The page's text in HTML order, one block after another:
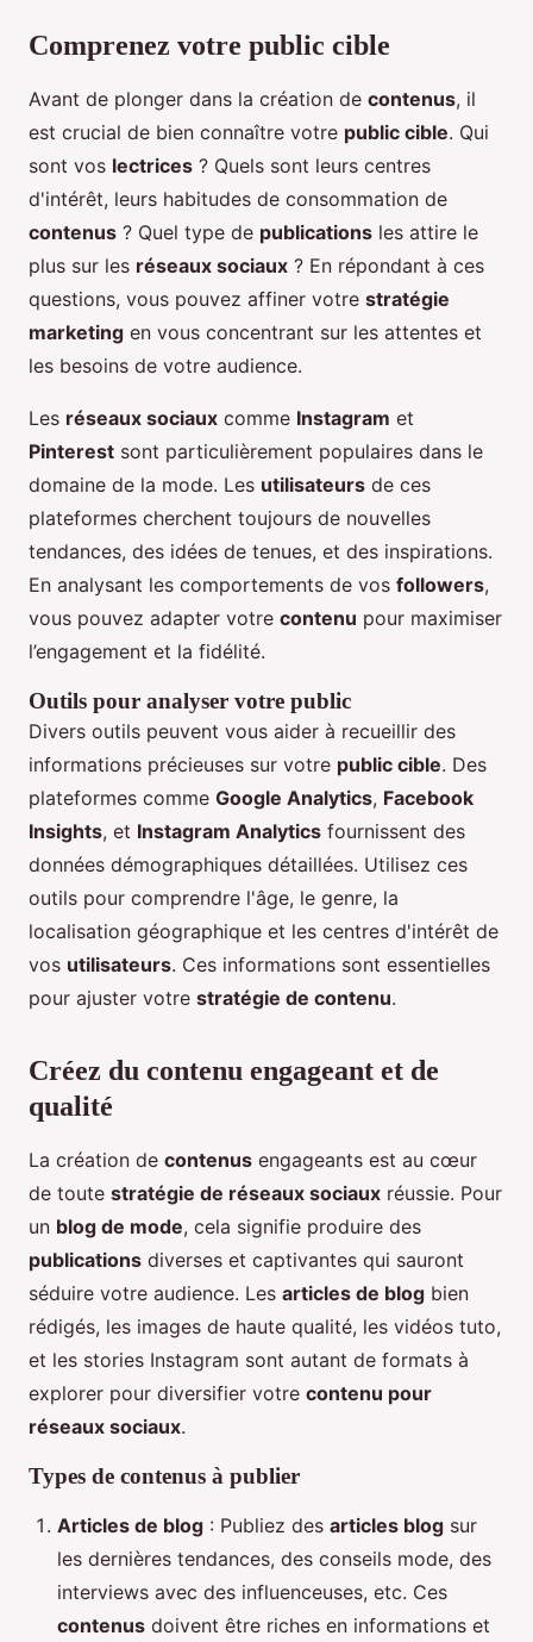
Comprenez votre public cible
Avant de plonger dans la création de contenus, il
est crucial de bien connaître votre public cible. Qui
sont vos lectrices ? Quels sont leurs centres
d'intérêt, leurs habitudes de consommation de
contenus ? Quel type de publications les attire le
plus sur les réseaux sociaux ? En répondant à ces
questions, vous pouvez affiner votre stratégie
marketing en vous concentrant sur les attentes et
les besoins de votre audience.
Les réseaux sociaux comme Instagram et
Pinterest sont particulièrement populaires dans le
domaine de la mode. Les utilisateurs de ces
plateformes cherchent toujours de nouvelles
tendances, des idées de tenues, et des inspirations.
En analysant les comportements de vos followers,
vous pouvez adapter votre contenu pour maximiser
l’engagement et la fidélité.
Outils pour analyser votre public
Divers outils peuvent vous aider à recueillir des
informations précieuses sur votre public cible. Des
plateformes comme Google Analytics, Facebook
Insights, et Instagram Analytics fournissent des
données démographiques détaillées. Utilisez ces
outils pour comprendre l'âge, le genre, la
localisation géographique et les centres d'intérêt de
vos utilisateurs. Ces informations sont essentielles
pour ajuster votre stratégie de contenu.
Créez du contenu engageant et de
qualité
La création de contenus engageants est au cœur
de toute stratégie de réseaux sociaux réussie. Pour
un blog de mode, cela signifie produire des
publications diverses et captivantes qui sauront
séduire votre audience. Les articles de blog bien
rédigés, les images de haute qualité, les vidéos tuto,
et les stories Instagram sont autant de formats à
explorer pour diversifier votre contenu pour
réseaux sociaux.
Types de contenus à publier
Articles de blog : Publiez des articles blog sur
les dernières tendances, des conseils mode, des
interviews avec des influenceuses, etc. Ces
contenus doivent être riches en informations et